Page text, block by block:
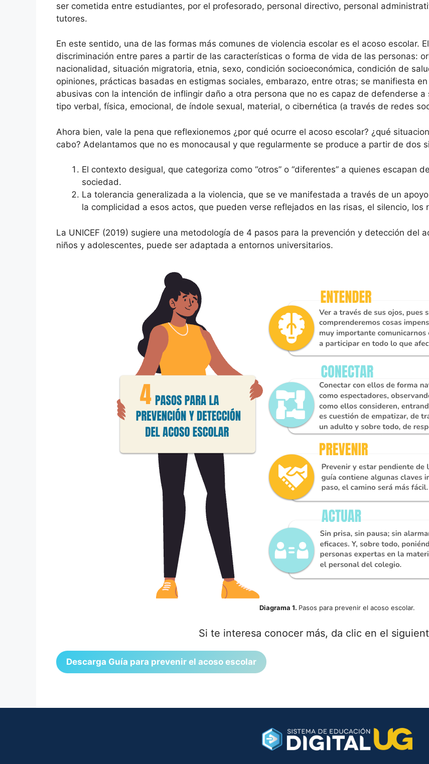
ser cometida entre estudiantes, por el profesorado, personal directivo, personal
tutores.
En este sentido, una de las formas más comunes de violencia escolar es el acoso escolar.
discriminación entre pares a partir de las características o forma de vida de las personas:
nacionalidad, situación migratoria, etnia, sexo, condición socioeconómica, condición de
opiniones, prácticas basadas en estigmas sociales, embarazo, entre otras; se manifiesta
abusivas con la intención de inflingir daño a otra persona que no es capaz de defenderse
tipo verbal, física, emocional, de índole sexual, material, o cibernética (a través de redes
Ahora bien, vale la pena que reflexionemos ¿por qué ocurre el acoso escolar? ¿qué
cabo? Adelantamos que no es monocausal y que regularmente se produce a partir de dos
El contexto desigual, que categoriza como “otros” o “diferentes” a quienes escapan
sociedad.
La tolerancia generalizada a la violencia, que se ve manifestada a través de un
la complicidad a esos actos, que pueden verse reflejados en las risas, el silencio, los
La UNICEF (2019) sugiere una metodología de 4 pasos para la prevención y detección del
niños y adolescentes, puede ser adaptada a entornos universitarios.
Diagrama 1. Pasos para prevenir el acoso escolar.
Si te interesa conocer más, da clic en el
Descarga Guía para prevenir el acoso escolar